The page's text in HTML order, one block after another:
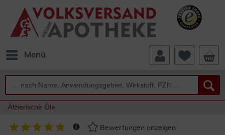
Menü
Ätherische Öle
Bewertungen anzeigen